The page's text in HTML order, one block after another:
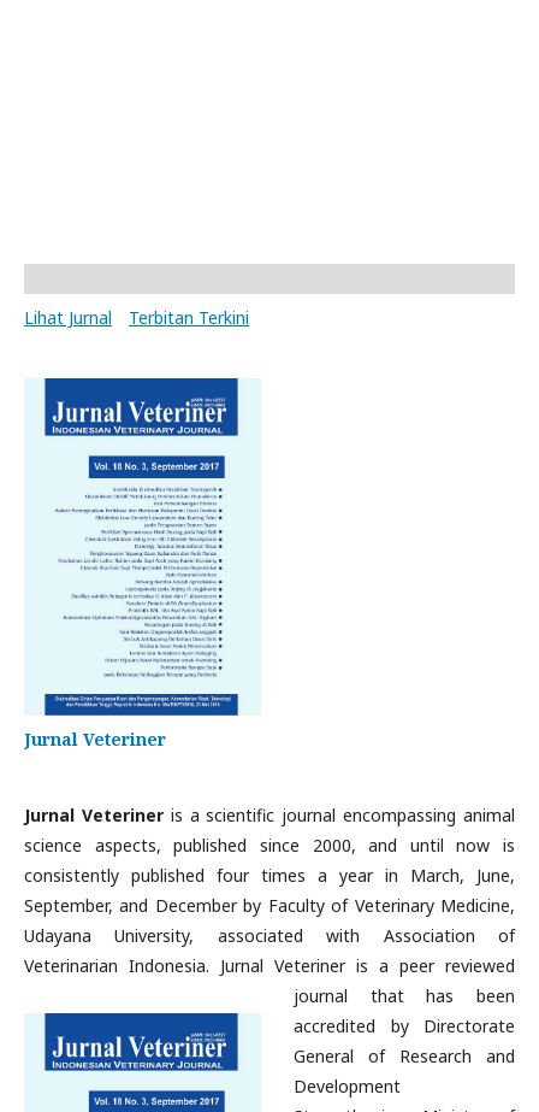
Lihat Jurnal Terbitan Terkini
Jurnal Veteriner
Jurnal Veteriner is a scientific journal encompassing animal
science aspects, published since 2000, and until now is
consistently published four times a year in March, June,
September, and December by Faculty of Veterinary Medicine,
Udayana University, associated with Association of
Veterinarian Indonesia. Jurnal Veteriner is a peer reviewed
journal that has been
accredited by Directorate
General of Research and
Development